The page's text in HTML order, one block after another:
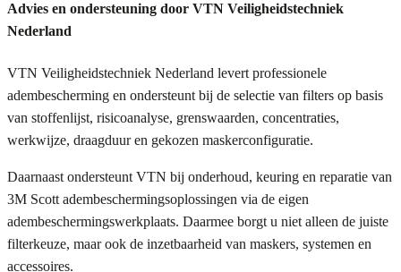
Advies en ondersteuning door VTN Veiligheidstechniek
Nederland
VTN Veiligheidstechniek Nederland levert professionele
adembescherming en ondersteunt bij de selectie van filters op basis
van stoffenlijst, risicoanalyse, grenswaarden, concentraties,
werkwijze, draagduur en gekozen maskerconfiguratie.
Daarnaast ondersteunt VTN bij onderhoud, keuring en reparatie van
3M Scott adembeschermingsoplossingen via de eigen
adembeschermingswerkplaats. Daarmee borgt u niet alleen de juiste
filterkeuze, maar ook de inzetbaarheid van maskers, systemen en
accessoires.